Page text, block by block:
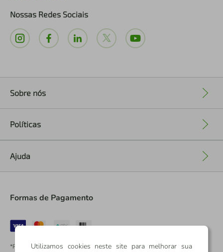
Nossas Redes Sociais
Sobre nós
Políticas
Ajuda
Formas de Pagamento
*Pontos dos Cartões Sicredi
Utilizamos cookies neste site para melhorar sua